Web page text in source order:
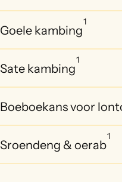
Goele kambing
1
Sate kambing
1
Boeboekans voor
Sroendeng & oerab
1